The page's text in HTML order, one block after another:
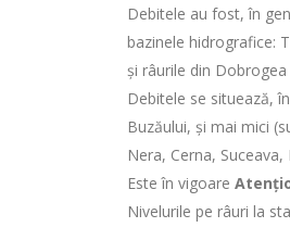
Debitele au fost, în
bazinele hidrografice:
și râurile din
Debitele se situează,
Buzăului, și mai mici
Nera, Cerna,
Este în vigoare
Nivelurile pe râuri la